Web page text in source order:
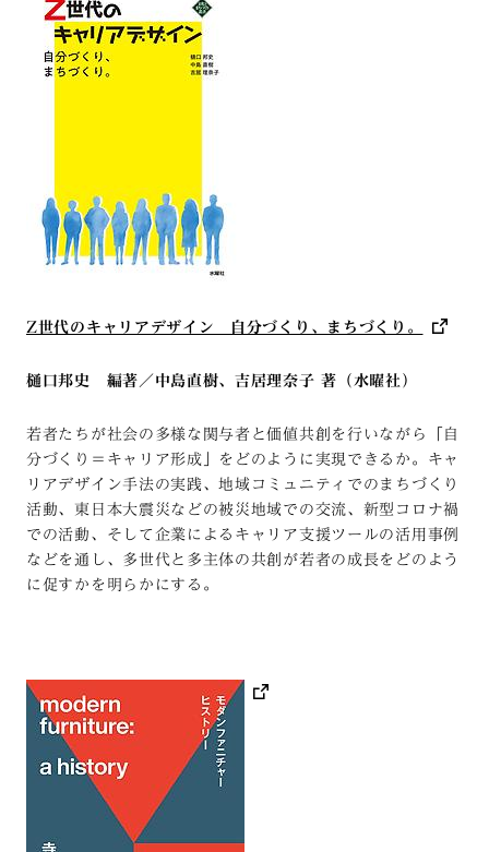
Z世代のキャリアデザイン 自分づくり、まちづくり。
樋口邦史 編著／中島直樹、吉居理奈子 著（水曜社）
若者たちが社会の多様な関与者と価値共創を行いながら「自
分づくり＝キャリア形成」をどのように実現できるか。キャ
リアデザイン手法の実践、地域コミュニティでのまちづくり
活動、東日本大震災などの被災地域での交流、新型コロナ禍
での活動、そして企業によるキャリア支援ツールの活用事例
などを通し、多世代と多主体の共創が若者の成長をどのよう
に促すかを明らかにする。